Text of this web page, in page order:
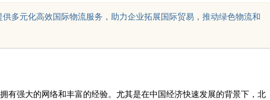
多元化高效国际物流服务，助力企业拓展国际贸易，推动绿色物流和
有强大的网络和丰富的经验。尤其是在中国经济快速发展的背景下，北